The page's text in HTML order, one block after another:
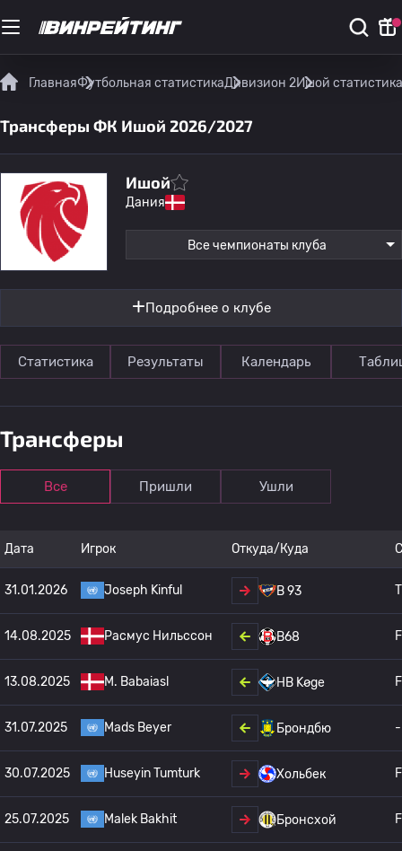
ГлавнаяФутбольная статистикаДивизион 2Ишой
Трансферы ФК Ишой 2026/2027
Ишой
Дания
Все чемпионаты клуба
Подробнее о клубе
Статистика Результаты Календарь
Трансферы
Все Пришли Ушли
Дата Игрок Откуда/Куда
31.01.2026 Joseph Kinful B 93
14.08.2025 Расмус Нильссон B68
13.08.2025 M. Babaiasl HB Køge
31.07.2025 Mads Beyer Брондбю -
30.07.2025 Huseyin Tumturk Хольбек
25.07.2025 Malek Bakhit Бронсхой